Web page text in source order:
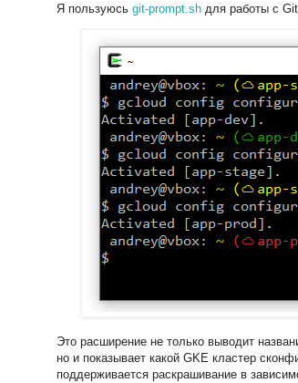
Я пользуюсь git-prompt.sh для работы с
Это расширение не только выводит
но и показывает какой GKE кластер
поддерживается раскрашивание в